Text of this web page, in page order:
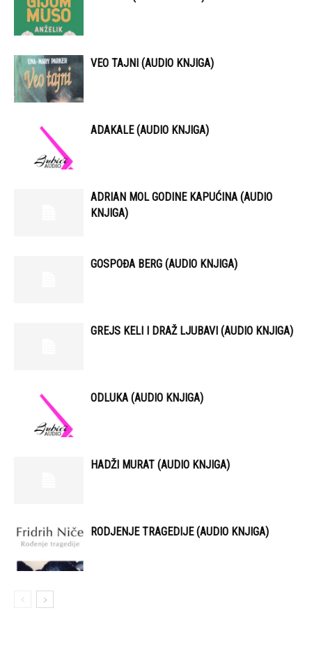
VEO TAJNI (AUDIO KNJIGA)
ADAKALE (AUDIO KNJIGA)
ADRIAN MOL GODINE KAPUĆINA (AUDIO
KNJIGA)
GOSPOĐA BERG (AUDIO KNJIGA)
GREJS KELI I DRAŽ LJUBAVI (AUDIO KNJIGA)
ODLUKA (AUDIO KNJIGA)
HADŽI MURAT (AUDIO KNJIGA)
RODJENJE TRAGEDIJE (AUDIO KNJIGA)